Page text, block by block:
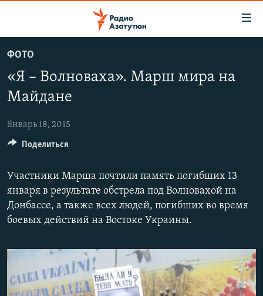
основному
содержанию
Перейти
навигации
поиску
НОВОСТИ
ПОЛИТИКА
ОБЩЕСТВО
ЭКОНОМИКА
НАГОРНЫЙ КАРАБАХ
КУЛЬТУРА
АРХИВ
Հայերեն
ФОТО
«Я – Волноваха». Марш мира на
Майдане
Январь 18, 2015
Участники Марша почтили память погибших 13
января в результате обстрела под Волновахой на
Донбассе, а также всех людей, погибших во время
боевых действий на Востоке Украины.
Поделиться